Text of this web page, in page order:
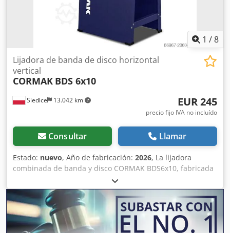
1 /8
Siedlce 13.042 km
Lijadora de banda de disco horizontal
vertical
CORMAK BDS 6x10
EUR 245
precio fijo IVA no incluído
Consultar Llamar
Estado: nuevo, Año de fabricación: 2026, La lijadora
combinada de banda y disco CORMAK BDS6x10, fabricada
en fundición de hierro, es una máquina de taller
profesional y versátil, que garantiza un mecanizado
preciso y estable de madera y plásticos gracias a la
combinación de funciones de lijado de banda y disco.
Principales ventajas Dos funciones en una: lijadora de